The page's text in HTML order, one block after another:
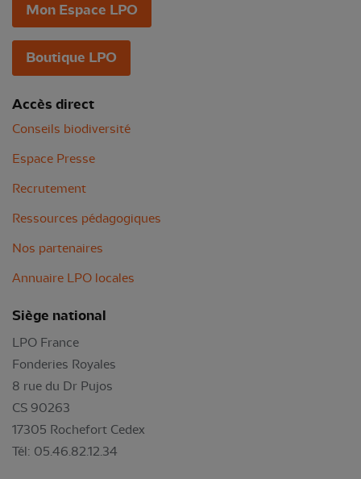
Mon Espace LPO
Boutique LPO
Accès direct
Conseils biodiversité
Espace Presse
Recrutement
Ressources pédagogiques
Nos partenaires
Annuaire LPO locales
Siège national
LPO France
Fonderies Royales
8 rue du Dr Pujos
CS 90263
17305 Rochefort Cedex
Tél: 05.46.82.12.34